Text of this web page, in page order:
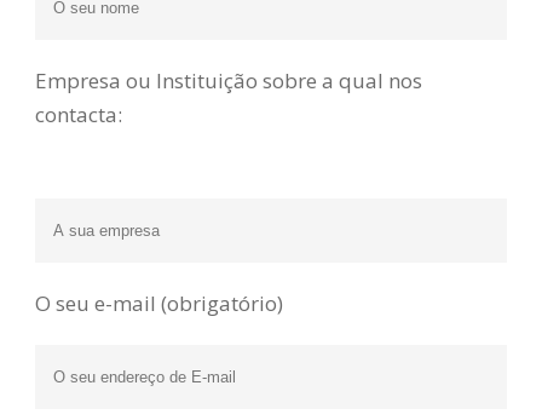
Empresa ou Instituição sobre a qual nos
contacta:
O seu e-mail (obrigatório)